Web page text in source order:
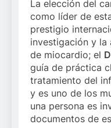
La elección del
como líder de
prestigio
investigación y
de miocardio; el
guía de práctica
tratamiento del
y es uno de los
una persona es
documentos de